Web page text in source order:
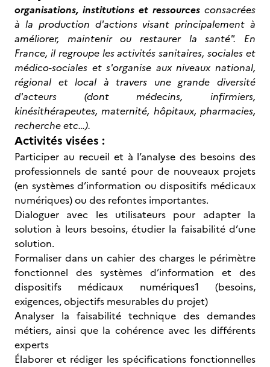
organisations, institutions et ressources consacrées
à la production d'actions visant principalement à
améliorer, maintenir ou restaurer la santé". En
France, il regroupe les activités sanitaires, sociales et
médico-sociales et s'organise aux niveaux national,
régional et local à travers une grande diversité
d'acteurs (dont médecins, infirmiers,
kinésithérapeutes, maternité, hôpitaux, pharmacies,
recherche etc…).
Activités visées :
Participer au recueil et à l’analyse des besoins des
professionnels de santé pour de nouveaux projets
(en systèmes d’information ou dispositifs médicaux
numériques) ou des refontes importantes.
Dialoguer avec les utilisateurs pour adapter la
solution à leurs besoins, étudier la faisabilité d’une
solution.
Formaliser dans un cahier des charges le périmètre
fonctionnel des systèmes d’information et des
dispositifs médicaux numériques1 (besoins,
exigences, objectifs mesurables du projet)
Analyser la faisabilité technique des demandes
métiers, ainsi que la cohérence avec les différents
experts
Élaborer et rédiger les spécifications fonctionnelles